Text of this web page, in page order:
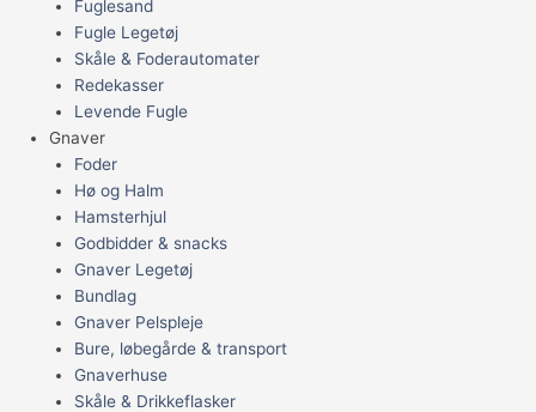
Fuglesand
Fugle Legetøj
Skåle & Foderautomater
Redekasser
Levende Fugle
Gnaver
Foder
Hø og Halm
Hamsterhjul
Godbidder & snacks
Gnaver Legetøj
Bundlag
Gnaver Pelspleje
Bure, løbegårde & transport
Gnaverhuse
Skåle & Drikkeflasker